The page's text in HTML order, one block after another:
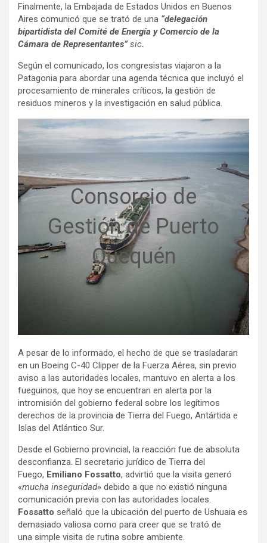
Finalmente, la Embajada de Estados Unidos en Buenos
Aires comunicó que se trató de una “delegación
bipartidista del Comité de Energía y Comercio de la
Cámara de Representantes”sic.
Según el comunicado, los congresistas viajaron a la
Patagonia para abordar una agenda técnica que incluyó el
procesamiento de minerales críticos, la gestión de
residuos mineros y la investigación en salud pública.
Consorcio de
Gestión de Puerto
Quequén
A pesar de lo informado, el hecho de que se trasladaran
en un Boeing C-40 Clipper de la Fuerza Aérea, sin previo
aviso a las autoridades locales, mantuvo en alerta a los
fueguinos, que hoy se encuentran en alerta por la
intromisión del gobierno federal sobre los legítimos
derechos de la provincia de Tierra del Fuego, Antártida e
Islas del Atlántico Sur.
Desde el Gobierno provincial, la reacción fue de absoluta
desconfianza. El secretario jurídico de Tierra del
Fuego, Emiliano Fossatto, advirtió que la visita generó
«mucha inseguridad» debido a que no existió ninguna
comunicación previa con las autoridades locales.
Fossatto señaló que la ubicación del puerto de Ushuaia es
demasiado valiosa como para creer que se trató de
una simple visita de rutina sobre ambiente.